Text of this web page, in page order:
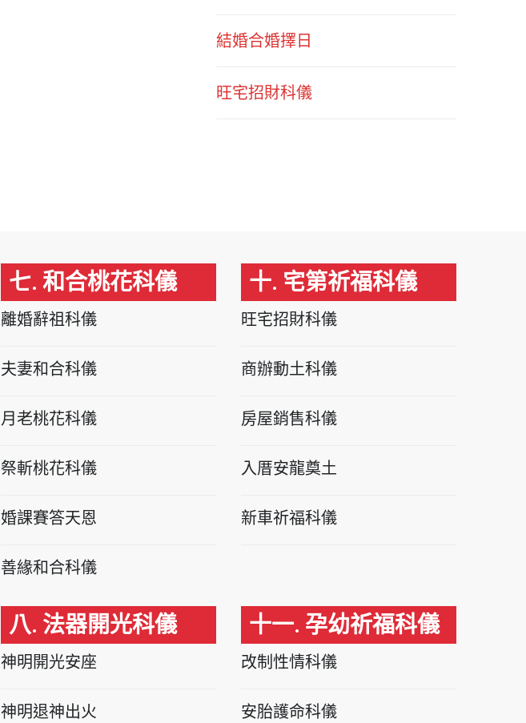
結婚合婚擇日
旺宅招財科儀
七. 和合桃花科儀
離婚辭祖科儀
夫妻和合科儀
月老桃花科儀
祭斬桃花科儀
婚課賽答天恩
善緣和合科儀
八. 法器開光科儀
神明開光安座
神明退神出火
十. 宅第祈福科儀
旺宅招財科儀
商辦動土科儀
房屋銷售科儀
入厝安龍奠土
新車祈福科儀
十一. 孕幼祈福科儀
改制性情科儀
安胎護命科儀